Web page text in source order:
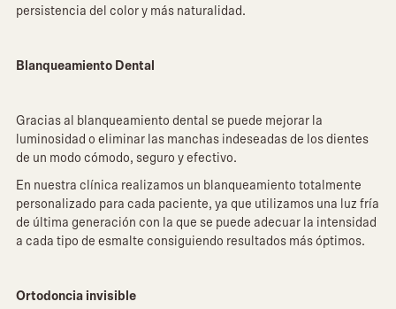
persistencia del color y más naturalidad.
Blanqueamiento Dental
Gracias al blanqueamiento dental se puede mejorar la
luminosidad o eliminar las manchas indeseadas de los dientes
de un modo cómodo, seguro y efectivo.
En nuestra clínica realizamos un blanqueamiento totalmente
personalizado para cada paciente, ya que utilizamos una luz fría
de última generación con la que se puede adecuar la intensidad
a cada tipo de esmalte consiguiendo resultados más óptimos.
Ortodoncia invisible